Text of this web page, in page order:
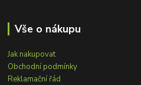
Vše o nákupu
Jak nakupovat
Obchodní podmínky
Reklamační řád